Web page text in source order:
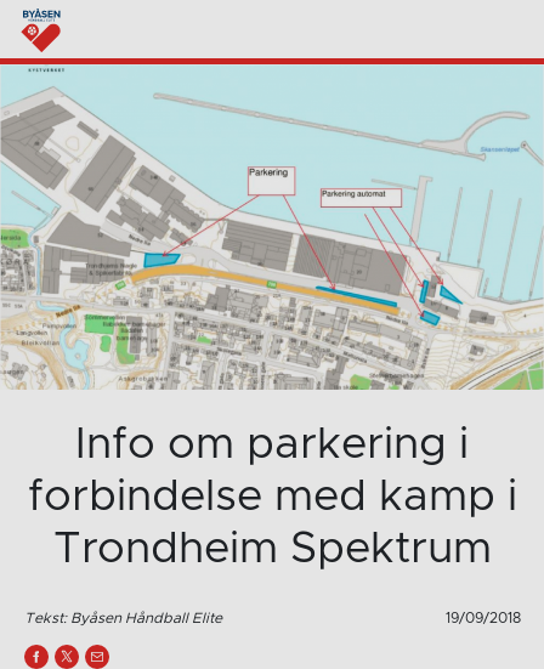
Info om parkering i
forbindelse med kamp i
Trondheim Spektrum
Tekst: Byåsen Håndball Elite 19/09/2018